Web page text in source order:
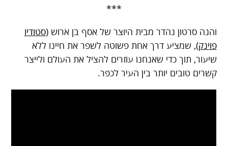
***
והנה סרטון נהדר מבית היוצר של אסף בן ארוש (סטודיו
פוינק), שמציע דרך אחת פשוטה לשפר את חיינו ללא
שיעור, תוך כדי שאנחנו עוזרים להציל את העולם ולייצר
קשרים טובים יותר בין העיר לכפר.